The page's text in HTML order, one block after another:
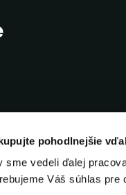
pohodlnejšie
sme vedeli ďalej
Váš súhlas pre